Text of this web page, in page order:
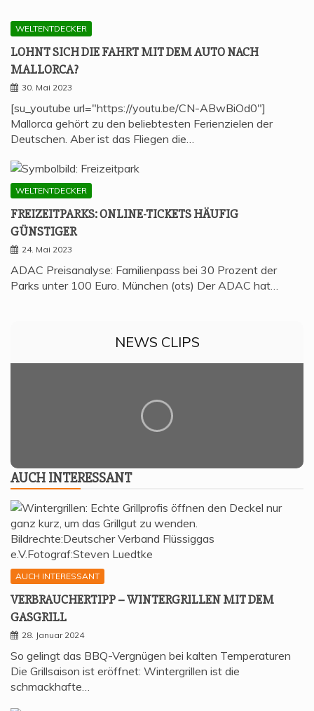
WELTENTDECKER
LOHNT SICH DIE FAHRT MIT DEM AUTO NACH
MALLORCA?
30. Mai 2023
[su_youtube url="https://youtu.be/CN-ABwBiOd0"]
Mallorca gehört zu den beliebtesten Ferienzielen der
Deutschen. Aber ist das Fliegen die…
WELTENTDECKER
FREI­ZEIT­PARKS: ONLINE-TICKETS HÄU­FIG
GÜNSTIGER
24. Mai 2023
ADAC Preisanalyse: Familienpass bei 30 Prozent der
Parks unter 100 Euro. München (ots) Der ADAC hat…
NEWS CLIPS
AUCH INTER­ES­SANT
AUCH INTERESSANT
VER­BRAU­CHER­TIPP – WIN­TER­GRIL­LEN MIT DEM
GASGRILL
28. Januar 2024
So gelingt das BBQ-Vergnügen bei kalten Temperaturen
Die Grillsaison ist eröffnet: Wintergrillen ist die
schmackhafte…